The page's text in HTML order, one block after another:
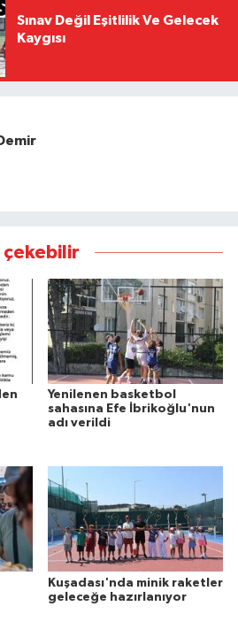
Sınav Değil Eşitlilik Ve Gelecek
Kaygısı
çekebilir
Yenilenen basketbol
sahasına Efe İbrikoğlu'nun
adı verildi
Kuşadası'nda minik raketler
geleceğe hazırlanıyor